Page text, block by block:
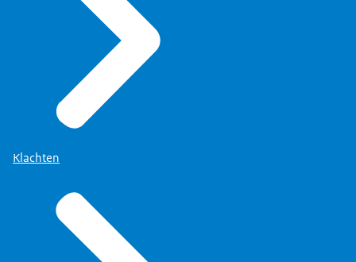
Klachten